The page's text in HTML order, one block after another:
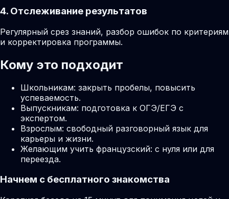
4. Отслеживание результатов
Регулярный срез знаний, разбор ошибок по критериям
и корректировка программы.
Кому это подходит
Школьникам: закрыть пробелы, повысить
успеваемость.
Выпускникам: подготовка к ОГЭ/ЕГЭ с
экспертом.
Взрослым: свободный разговорный язык для
карьеры и жизни.
Желающим учить французский: с нуля или для
переезда.
Начнем с бесплатного знакомства